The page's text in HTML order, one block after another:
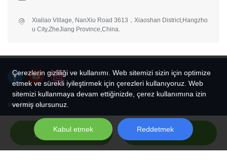
Xialiao Village, NanXiu Road 3613，Xiaoshan District,Hangzho
u City,ZheJiang Province,China.
site haritası
Copyright © 2026 Hangzhou Rongda Feather And Down Bedding
Co., Ltd. - www.globaldownfeathers.com All Rights Reserved.
Design
Send Inquiry Chat Now
Çerezlerin gizliliği ve kullanımı. Web sitemizi sizin için optimize
etmek ve sürekli iyileştirmek için çerezleri kullanıyoruz. Web
sitemizi kullanmaya devam ettiğinizde, çerez kullanımına izin
vermiş olursunuz.
Kabul etmek Reddetmek